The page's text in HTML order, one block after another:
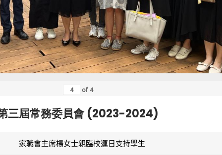
of 4
三屆常務委員會 (2023-2024)
家職會主席楊女士親臨校運日支持學生